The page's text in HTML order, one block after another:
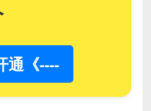
通《----